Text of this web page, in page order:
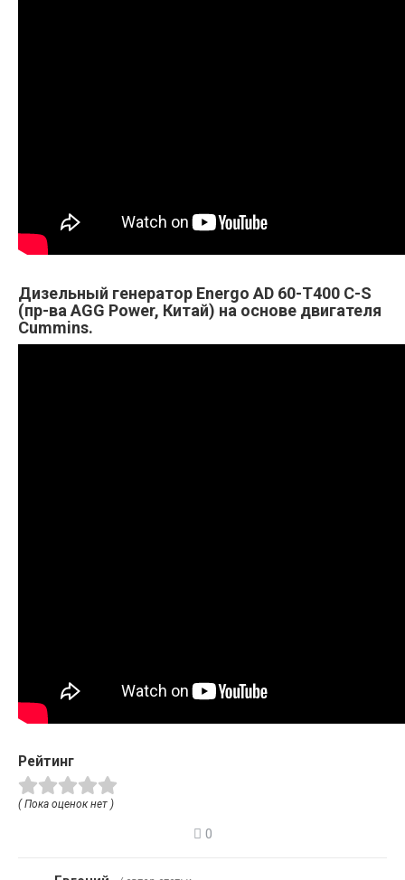
Дизельный генератор Energo AD 60-T400 C-S
(пр-ва AGG Power, Китай) на основе двигателя
Cummins.
Рейтинг
( Пока оценок нет )
0